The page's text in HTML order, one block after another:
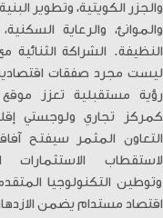
والجزر الكويتية، وتطوير
والموانئ، والرعاية
النظيفة. الشراكة الثنائية
ليست مجرد صفقات
رؤية مستقبلية تعزز
كمركز تجاري ولوجستي
التعاون المثمر سيفتح
لاستقطاب الاستثمارات
وتوطين التكنولوجيا
اقتصاد مستدام يضمن